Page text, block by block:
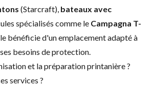
(Starcraft), bateaux avec
spécialisés comme le Campagna T-
bénéficie d'un emplacement adapté à
besoins de protection.
et la préparation printanière ?
services ?